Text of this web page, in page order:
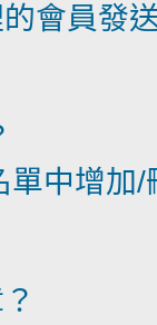
會員發
中增加/